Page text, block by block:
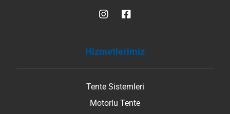
Hizmetlerimiz
Tente Sistemleri
Motorlu Tente